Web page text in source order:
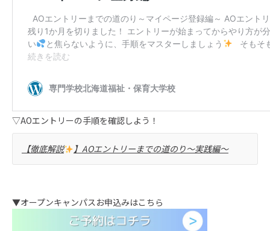
▽AOエントリーの手順を確認しよう！
【徹底解説 】AOエントリーまでの道のり～実践編～
▼オープンキャンパスお申込みはこちら